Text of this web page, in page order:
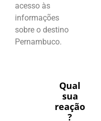
acesso às
informações
sobre o destino
Pernambuco.
Qual
sua
reação
?